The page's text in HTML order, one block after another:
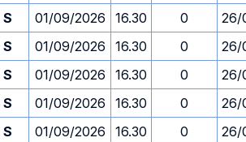
S 01/09/2026 16.30 0
26/
S 01/09/2026 16.30 0
26/
S 01/09/2026 16.30 0
26/
S 01/09/2026 16.30 0
26/
S 01/09/2026 16.30 0
26/